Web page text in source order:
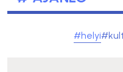
#helyi